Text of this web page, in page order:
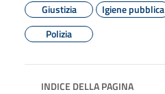
Giustizia
Igiene pubblica
Polizia
INDICE DELLA PAGINA